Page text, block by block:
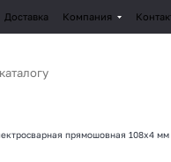
Доставка Компания
прямошовная 108х4 мм